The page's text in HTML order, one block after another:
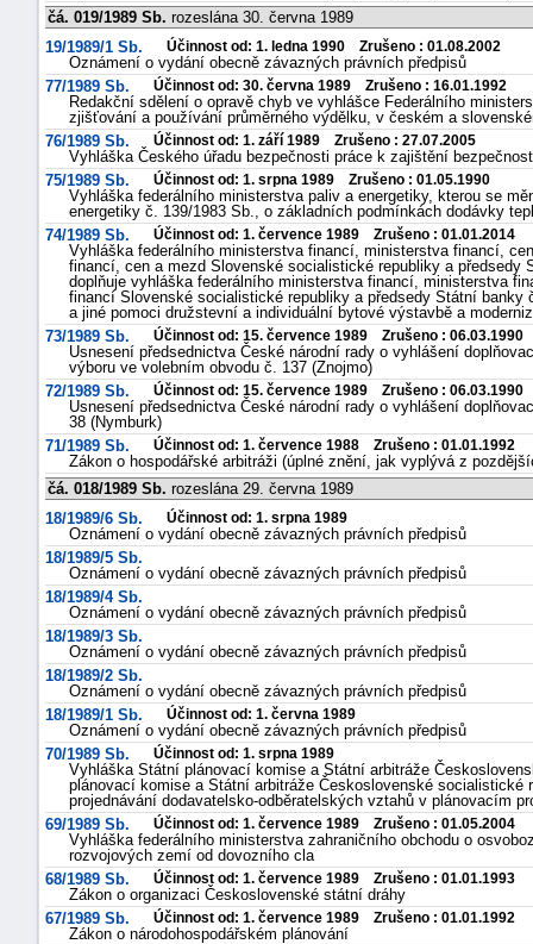
čá. 019/1989 Sb. rozeslána 30. června 1989
19/1989/1 Sb.
Účinnost od: 1. ledna 1990 Zrušeno : 01.08.2002
Oznámení o vydání obecně závazných právních předpisů
77/1989 Sb.
Účinnost od: 30. června 1989 Zrušeno : 16.01.1992
Redakční sdělení o opravě chyb ve vyhlášce Federálního
zjišťování a používání průměrného výdělku, v českém a
76/1989 Sb.
Účinnost od: 1. září 1989 Zrušeno : 27.07.2005
Vyhláška Českého úřadu bezpečnosti práce k zajištění
75/1989 Sb.
Účinnost od: 1. srpna 1989 Zrušeno : 01.05.1990
Vyhláška federálního ministerstva paliv a energetiky, kterou se
energetiky č. 139/1983 Sb., o základních podmínkách dodávky
74/1989 Sb.
Účinnost od: 1. července 1989 Zrušeno : 01.01.2014
Vyhláška federálního ministerstva financí, ministerstva financí,
financí, cen a mezd Slovenské socialistické republiky a
doplňuje vyhláška federálního ministerstva financí, ministerstva
financí Slovenské socialistické republiky a předsedy Státní
a jiné pomoci družstevní a individuální bytové výstavbě a
73/1989 Sb.
Účinnost od: 15. července 1989 Zrušeno : 06.03.1990
Usnesení předsednictva České národní rady o vyhlášení
výboru ve volebním obvodu č. 137 (Znojmo)
72/1989 Sb.
Účinnost od: 15. července 1989 Zrušeno : 06.03.1990
Usnesení předsednictva České národní rady o vyhlášení
38 (Nymburk)
71/1989 Sb.
Účinnost od: 1. července 1988 Zrušeno : 01.01.1992
Zákon o hospodářské arbitráži (úplné znění, jak vyplývá z
čá. 018/1989 Sb. rozeslána 29. června 1989
18/1989/6 Sb.
Účinnost od: 1. srpna 1989
Oznámení o vydání obecně závazných právních předpisů
18/1989/5 Sb.
Oznámení o vydání obecně závazných právních předpisů
18/1989/4 Sb.
Oznámení o vydání obecně závazných právních předpisů
18/1989/3 Sb.
Oznámení o vydání obecně závazných právních předpisů
18/1989/2 Sb.
Oznámení o vydání obecně závazných právních předpisů
18/1989/1 Sb.
Účinnost od: 1. června 1989
Oznámení o vydání obecně závazných právních předpisů
70/1989 Sb.
Účinnost od: 1. srpna 1989
Vyhláška Státní plánovací komise a Státní arbitráže
plánovací komise a Státní arbitráže Československé socialistické
projednávání dodavatelsko-odběratelských vztahů v plánovacím
69/1989 Sb.
Účinnost od: 1. července 1989 Zrušeno : 01.05.2004
Vyhláška federálního ministerstva zahraničního obchodu o
rozvojových zemí od dovozního cla
68/1989 Sb.
Účinnost od: 1. července 1989 Zrušeno : 01.01.1993
Zákon o organizaci Československé státní dráhy
67/1989 Sb.
Účinnost od: 1. července 1989 Zrušeno : 01.01.1992
Zákon o národohospodářském plánování